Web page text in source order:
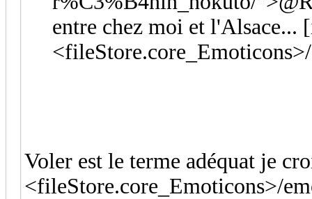
entre chez moi et l'Alsace...
Voler est le terme adéquat je
<fileStore.core_Emoticons>/